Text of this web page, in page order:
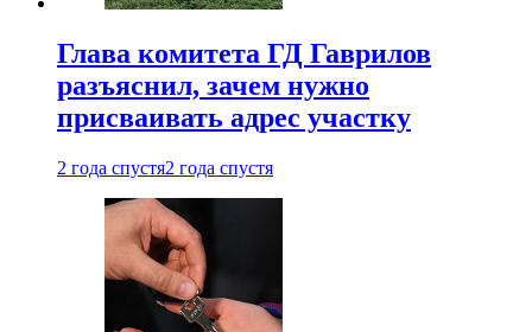
Глава комитета ГД Гаврилов
разъяснил, зачем нужно
присваивать адрес участку
2 года спустя2 года спустя